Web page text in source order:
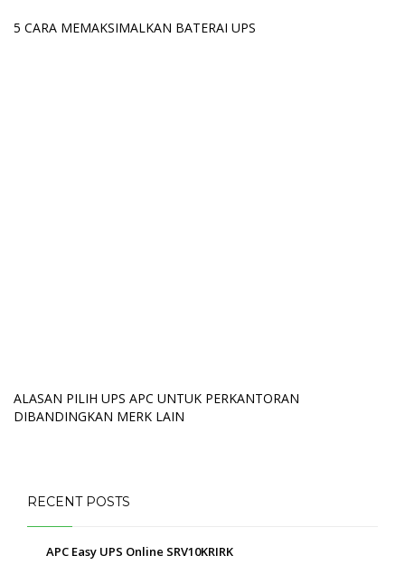
5 CARA MEMAKSIMALKAN BATERAI UPS
ALASAN PILIH UPS APC UNTUK PERKANTORAN
DIBANDINGKAN MERK LAIN
RECENT POSTS
APC Easy UPS Online SRV10KRIRK